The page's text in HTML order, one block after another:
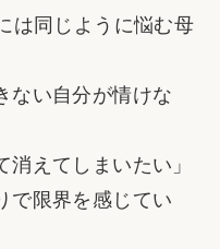
は同じように悩む母
ない自分が情けな
消えてしまいたい」
で限界を感じてい